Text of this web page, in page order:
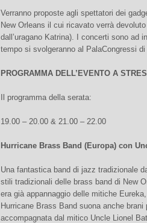
Verranno proposte agli spettatori dei
New Orleans il cui ricavato verrà
dall’uragano Katrina). I concerti sono ad
tempo si svolgeranno al PalaCongressi
PROGRAMMA DELL’EVENTO A
Il programma della serata:
19.00 – 20.00 & 21.00 – 22.00
Hurricane Brass Band (Europa) con
Una fantastica band di jazz tradizionale
stili tradizionali delle brass band di New
era già appannaggio delle mitiche
Hurricane Brass Band suona anche
accompagnata dal mitico Uncle Lionel